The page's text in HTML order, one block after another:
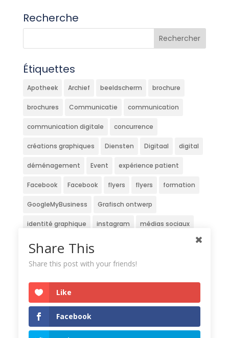
Recherche
Étiquettes
Apotheek Archief beeldscherm brochure
brochures Communicatie communication
communication digitale concurrence
créations graphiques Diensten Digitaal digital
déménagement Event expérience patient
Facebook Facebook flyers flyers formation
GoogleMyBusiness Grafisch ontwerp
identité graphique instagram médias sociaux
Newsletter Nieuwsbrief
pharmacie pharmacien pharmaciens
Pharmaclub Réseaux sociaux service site
Strategie stratégie Stratégie digitale travaux
veille website Wedstrijd
Share This
Share this post with your friends!
Like
Facebook